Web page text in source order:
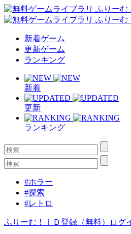
新着ゲーム
更新ゲーム
ランキング
新着
更新
ランキング
#ホラー
#探索
#レトロ
ふりーむ！ＩＤ登録（無料） ログ